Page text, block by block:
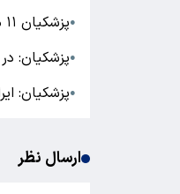
●پزشکیان ۱۱ مرداد به پاکستان سفر می‌کند
●پزشکیان:
●پزشکیان:
ارسال نظر